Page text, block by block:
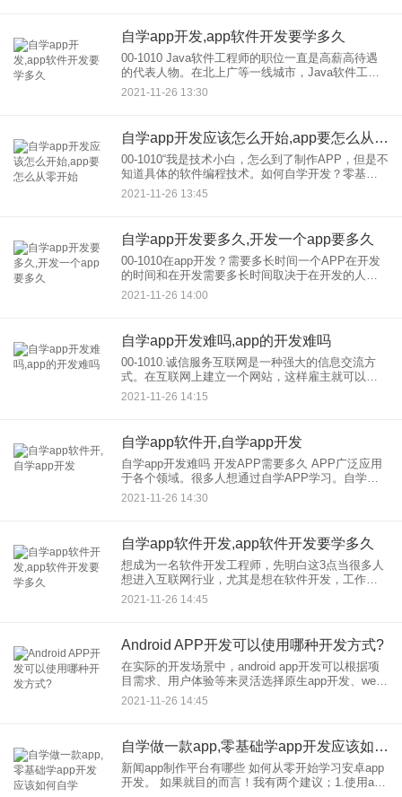
自学app开发,app软件开发要学多久
00-1010 Java软件工程师的职位一直是高薪高待遇
的代表人物。在北上广等一线城市，Java软件工程
师的平均工资已经超过了1万，甚至在二三线城市也
超过了5K。对于来学习软件编程技能的朋友来说，
2021-11-26 13:30
自学app开发应该怎么开始,app要怎么从零开始
00-1010“我是技术小白，怎么到了制作APP，但是不
知道具体的软件编程技术。如何自学开发？零基础
制作APP怎么样？” 移动互联网时代，从零基础开始
学习APP软件开发真的很难。现在市场上的大多数
2021-11-26 13:45
自学app开发要多久,开发一个app要多久
00-1010在app开发？需要多长时间一个APP在开发
的时间和在开发需要多长时间取决于在开发的人员
配置和在开发的时间(劳动力)然后我们应该使用一个
2021-11-26 14:00
自学app开发难吗,app的开发难吗
00-1010.诚信服务互联网是一种强大的信息交流方
式。在互联网上建立一个网站，这样雇主就可以发
布他们的任务，并在开发获得广泛的解决方案、网
站建设、app开发，管理软件、大数据、物联网、智
2021-11-26 14:15
自学app软件开,自学app开发
自学app开发难吗 开发APP需要多久 APP广泛应用
于各个领域。很多人想通过自学APP学习。自学
APP开发？难吗光是在开发要多久才能拿到一个
APP？这很难，因为APP涉及的领域很多，包括安
2021-11-26 14:30
自学app软件开发,app软件开发要学多久
想成为一名软件开发工程师，先明白这3点当很多人
想进入互联网行业，尤其是想在软件开发，工作的
人，他们会选择先考虑培训，用4-6个月的时间提升
自己的专业技能和专业知识。其实这个想法很好。
2021-11-26 14:45
Android APP开发可以使用哪种开发方式?
在实际的开发场景中，android app开发可以根据项
目需求、用户体验等来灵活选择原生app开发、web
2021-11-26 14:45
自学做一款app,零基础学app开发应该如何自学
新闻app制作平台有哪些 如何从零开始学习安卓app
开发。 如果就目的而言！我有两个建议；1.使用app